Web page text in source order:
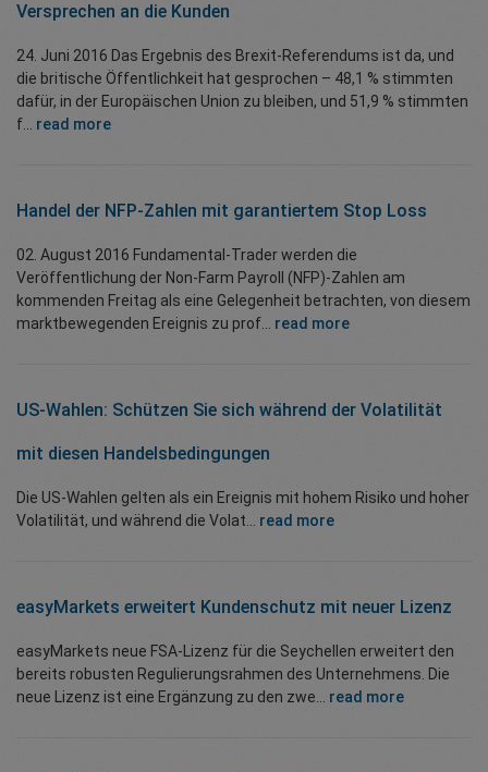
Versprechen an die Kunden
24. Juni 2016 Das Ergebnis des Brexit-Referendums ist da, und
die britische Öffentlichkeit hat gesprochen – 48,1 % stimmten
dafür, in der Europäischen Union zu bleiben, und 51,9 % stimmten
f... read more
Handel der NFP-Zahlen mit garantiertem Stop Loss
02. August 2016 Fundamental-Trader werden die
Veröffentlichung der Non-Farm Payroll (NFP)-Zahlen am
kommenden Freitag als eine Gelegenheit betrachten, von diesem
marktbewegenden Ereignis zu prof... read more
US-Wahlen: Schützen Sie sich während der Volatilität
mit diesen Handelsbedingungen
Die US-Wahlen gelten als ein Ereignis mit hohem Risiko und hoher
Volatilität, und während die Volat... read more
easyMarkets erweitert Kundenschutz mit neuer Lizenz
easyMarkets neue FSA-Lizenz für die Seychellen erweitert den
bereits robusten Regulierungsrahmen des Unternehmens. Die
neue Lizenz ist eine Ergänzung zu den zwe... read more